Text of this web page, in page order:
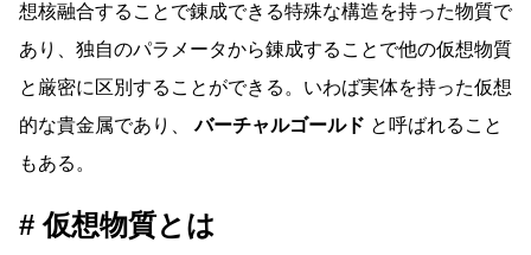
想核融合することで錬成できる特殊な構造を持った物質で
あり、独自のパラメータから錬成することで他の仮想物質
と厳密に区別することができる。いわば実体を持った仮想
的な貴金属であり、バーチャルゴールド と呼ばれること
もある。
仮想物質とは